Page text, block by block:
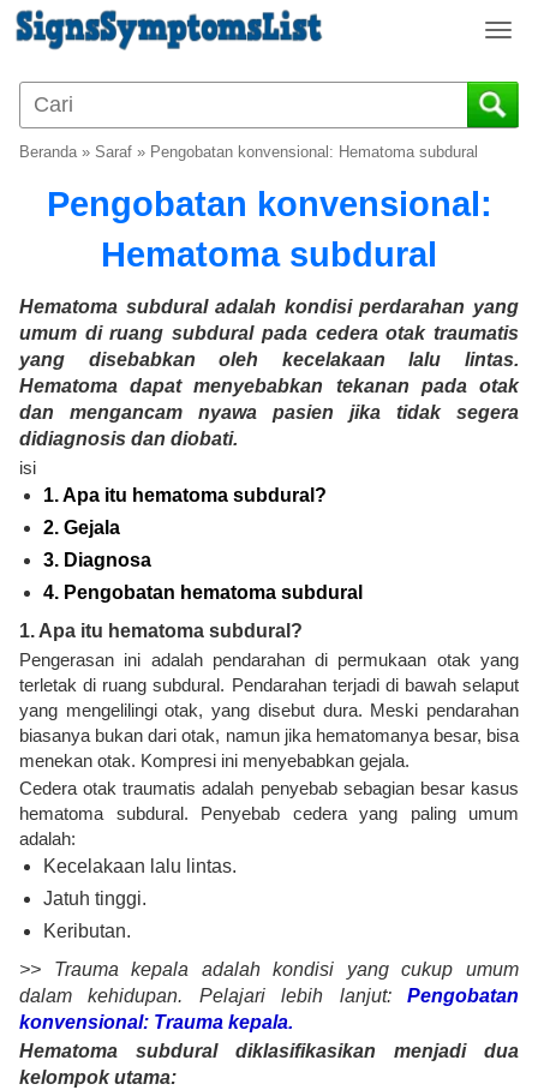
T
g
g
a
Beranda» Saraf » Pengobatan konvensional: Hematoma subdural
Pengobatan konvensional:
Hematoma subdural
Hematoma subdural adalah kondisi perdarahan yang
umum di ruang subdural pada cedera otak traumatis
yang disebabkan oleh kecelakaan lalu lintas.
Hematoma dapat menyebabkan tekanan pada otak
dan mengancam nyawa pasien jika tidak segera
didiagnosis dan diobati.
isi
1. Apa itu hematoma subdural?
2. Gejala
3. Diagnosa
4. Pengobatan hematoma subdural
1. Apa itu hematoma subdural?
Pengerasan ini adalah pendarahan di permukaan otak yang
terletak di ruang subdural. Pendarahan terjadi di bawah selaput
yang mengelilingi otak, yang disebut dura. Meski pendarahan
biasanya bukan dari otak, namun jika hematomanya besar, bisa
menekan otak. Kompresi ini menyebabkan gejala.
Cedera otak traumatis adalah penyebab sebagian besar kasus
hematoma subdural. Penyebab cedera yang paling umum
adalah:
Kecelakaan lalu lintas.
Jatuh tinggi.
Keributan.
>> Trauma kepala adalah kondisi yang cukup umum
dalam kehidupan. Pelajari lebih lanjut: Pengobatan
konvensional: Trauma kepala.
Hematoma subdural diklasifikasikan menjadi dua
kelompok utama: